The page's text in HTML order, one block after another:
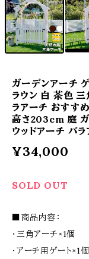
ガーデンアーチ
ラウン 白 茶色
ラアーチ おすす
高さ203cm 庭
ウッドアーチ バ
¥34,000
SOLD OUT
■商品内容：
・三角アーチ×1個
・アーチ用ゲート×1個